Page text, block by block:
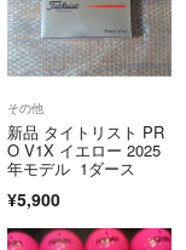
その他
新品 タイトリスト PR
O V1X イエロー 2025
年モデル 1ダース
¥5,900